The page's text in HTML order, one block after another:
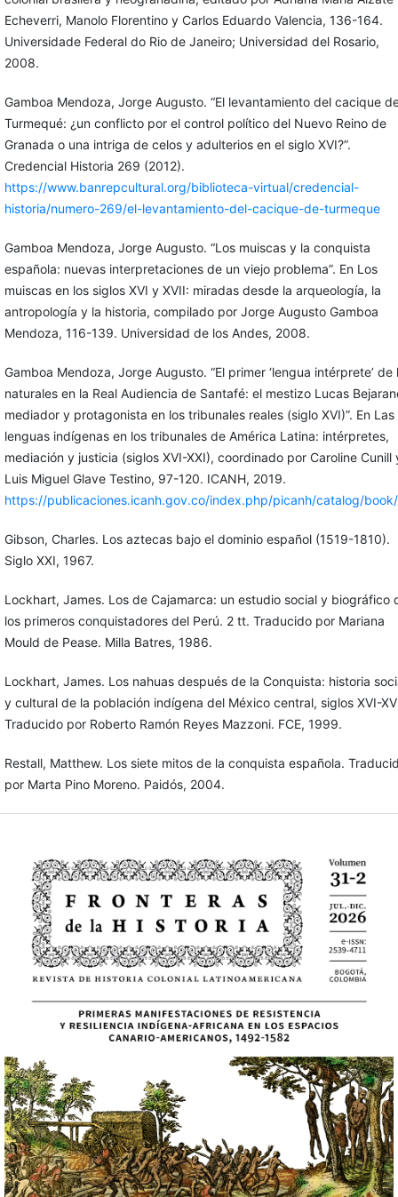
Echeverri, Manolo Florentino y Carlos Eduardo Valencia, 136-164.
Universidade Federal do Rio de Janeiro; Universidad del Rosario,
2008.
Gamboa Mendoza, Jorge Augusto. “El levantamiento del cacique
Turmequé: ¿un conflicto por el control político del Nuevo Reino de
Granada o una intriga de celos y adulterios en el siglo XVI?”.
Credencial Historia 269 (2012).
https://www.banrepcultural.org/biblioteca-virtual/credencial-
historia/numero-269/el-levantamiento-del-cacique-de-turmeque
Gamboa Mendoza, Jorge Augusto. “Los muiscas y la conquista
española: nuevas interpretaciones de un viejo problema”. En Los
muiscas en los siglos XVI y XVII: miradas desde la arqueología, la
antropología y la historia, compilado por Jorge Augusto Gamboa
Mendoza, 116-139. Universidad de los Andes, 2008.
Gamboa Mendoza, Jorge Augusto. “El primer ‘lengua intérprete’ de
naturales en la Real Audiencia de Santafé: el mestizo Lucas
mediador y protagonista en los tribunales reales (siglo XVI)”. En Las
lenguas indígenas en los tribunales de América Latina: intérpretes,
mediación y justicia (siglos XVI-XXI), coordinado por Caroline Cunill
Luis Miguel Glave Testino, 97-120. ICANH, 2019.
https://publicaciones.icanh.gov.co/index.php/picanh/catalog/
Gibson, Charles. Los aztecas bajo el dominio español (1519-1810).
Siglo XXI, 1967.
Lockhart, James. Los de Cajamarca: un estudio social y biográfico
los primeros conquistadores del Perú. 2 tt. Traducido por Mariana
Mould de Pease. Milla Batres, 1986.
Lockhart, James. Los nahuas después de la Conquista: historia
y cultural de la población indígena del México central, siglos XVI-
Traducido por Roberto Ramón Reyes Mazzoni. FCE, 1999.
Restall, Matthew. Los siete mitos de la conquista española.
por Marta Pino Moreno. Paidós, 2004.